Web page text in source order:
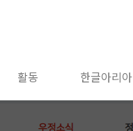
활동 한글아리